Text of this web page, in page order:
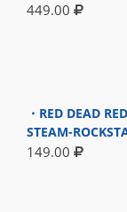
449.00
・RED DEAD
STEAM-
149.00